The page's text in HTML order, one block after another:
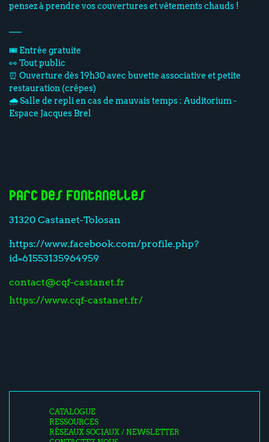
pensez à prendre vos couvertures et vêtements chauds !
🎟️ Entrée gratuite
👀 Tout public
⏰ Ouverture dès 19h30 avec buvette associative et petite
restauration (crêpes)
🌧️ Salle de repli en cas de mauvais temps : Auditorium -
Espace Jacques Brel
Parc des Fontanelles
31320 Castanet-Tolosan
https://www.facebook.com/profile.php?
id=61553135964959
contact@cqf-castanet.fr
https://www.cqf-castanet.fr/
CATALOGUE
RESSOURCES
RÉSEAUX SOCIAUX / NEWSLETTER